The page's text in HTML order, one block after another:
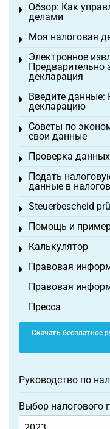
Обзор: Как
делами
Toggle menu
Моя налоговая
Toggle menu
Электронное
Предварительно
декларация
Toggle menu
Введите данные:
декларацию
Toggle menu
Советы по
свои данные
Toggle menu
Проверка
Toggle menu
Подать
данные в
Toggle menu
Steuerbescheid
Toggle menu
Помощь и
Toggle menu
Калькулятор
Toggle menu
Правовая
Toggle menu
Правовая
Пресса
Скачать бесплатное
Руководство по
Выбор налогового